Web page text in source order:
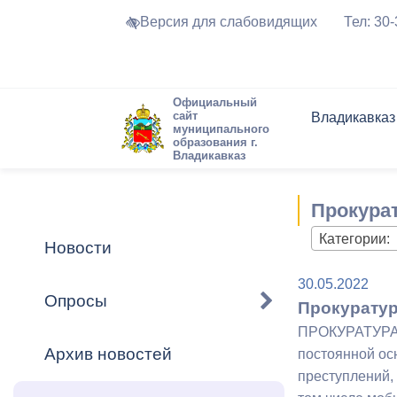
Версия для слабовидящих Тел:
Официальный
сайт
муниципального
образования г.
Владикавказ
Владикавказ
Устав города
Города-
городского
Торги и
Программа
Формы
Обратная
Комиссии
График
Новостная
Актуально
Новости
Опросы
Архив новостей
Категории:
30.05.2022
постоянной